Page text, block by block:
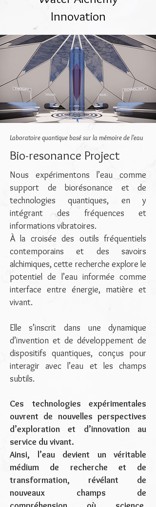
Innovation
Laboratoire quantique basé sur la mémoire de l'eau
Bio-resonance Project
Nous expérimentons l’eau comme
support de biorésonance et de
technologies quantiques, en y
intégrant des fréquences et
informations vibratoires.
À la croisée des outils fréquentiels
contemporains et des savoirs
alchimiques, cette recherche explore le
potentiel de l’eau informée comme
interface entre énergie, matière et
vivant.
Elle s’inscrit dans une dynamique
d’invention et de développement de
dispositifs quantiques, conçus pour
interagir avec l’eau et les champs
subtils.
Ces technologies expérimentales
ouvrent de nouvelles perspectives
d’exploration et d’innovation au
service du vivant.
Ainsi, l’eau devient un véritable
médium de recherche et de
transformation, révélant de
nouveaux champs de